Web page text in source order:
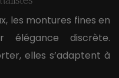
les montures fines en
élégance discrète.
elles s’adaptent à